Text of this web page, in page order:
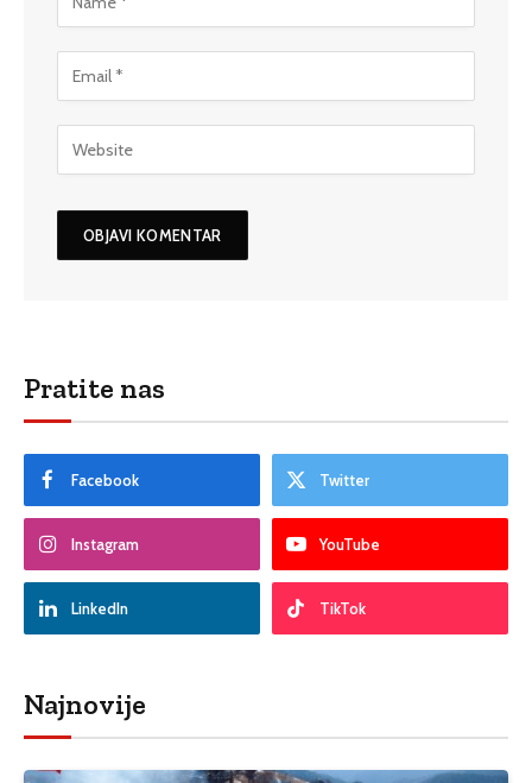
Pratite nas
Facebook Twitter
Instagram YouTube
LinkedIn TikTok
Najnovije